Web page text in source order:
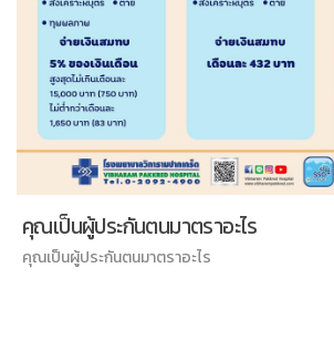
ประกันตนโดยสมัครใจ มาตรา 39
ประกันตนโดยสมัครใจ มาตรา 39